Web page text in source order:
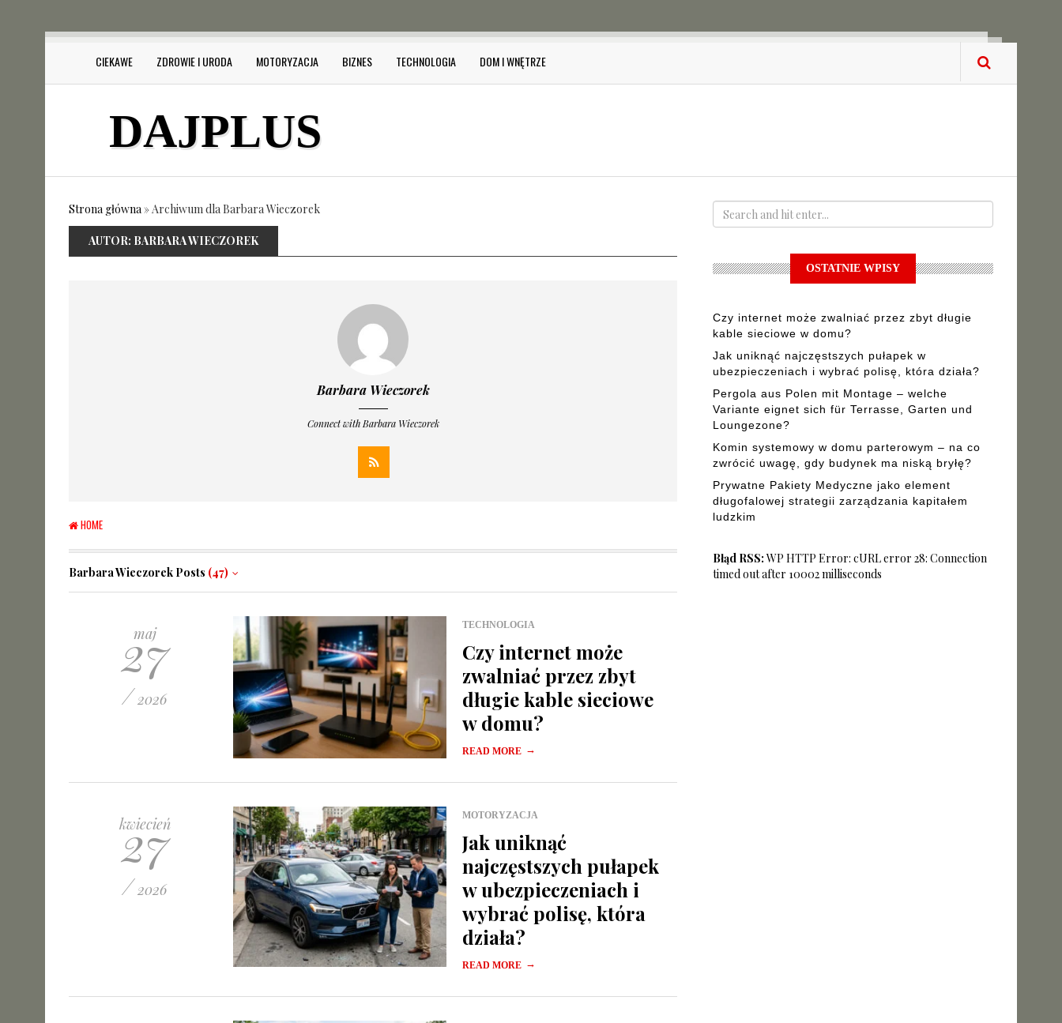
CIEKAWE ZDROWIE I URODA MOTORYZACJA BIZNES TECHNOLOGIA DOM I WNĘTRZE
DAJPLUS
Strona główna»Archiwum dla Barbara Wieczorek
AUTOR: BARBARA WIECZOREK
Barbara Wieczorek
Connect with Barbara Wieczorek
HOME
Barbara Wieczorek Posts (47)
maj
27
/2026
TECHNOLOGIA
Czy internet może
zwalniać przez zbyt
długie kable sieciowe
w domu?
READ MORE →
kwiecień
27
/2026
MOTORYZACJA
Jak uniknąć
najczęstszych pułapek
w ubezpieczeniach i
wybrać polisę, która
działa?
READ MORE →
OSTATNIE WPISY
Czy internet może zwalniać przez zbyt długie
kable sieciowe w domu?
Jak uniknąć najczęstszych pułapek w
ubezpieczeniach i wybrać polisę, która działa?
Pergola aus Polen mit Montage – welche
Variante eignet sich für Terrasse, Garten und
Loungezone?
Komin systemowy w domu parterowym – na co
zwrócić uwagę, gdy budynek ma niską bryłę?
Prywatne Pakiety Medyczne jako element
długofalowej strategii zarządzania kapitałem
ludzkim
Błąd RSS:WP HTTP Error: cURL error 28: Connection
timed out after 10002 milliseconds